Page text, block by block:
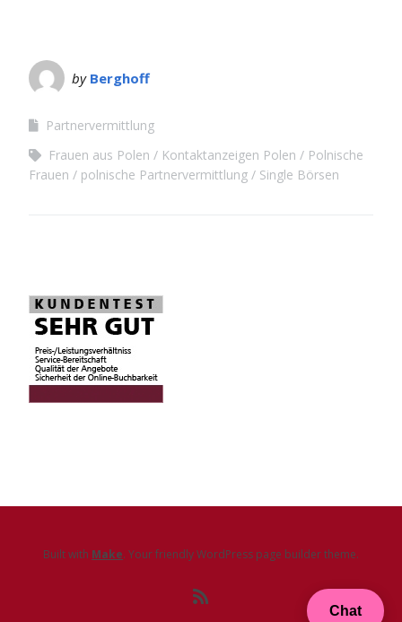
by Berghoff
Partnervermittlung
Frauen aus Polen
Kontaktanzeigen Polen
Polnische
Frauen
polnische Partnervermittlung Single Börsen
Built with Make. Your friendly WordPress page builder theme.
Chat